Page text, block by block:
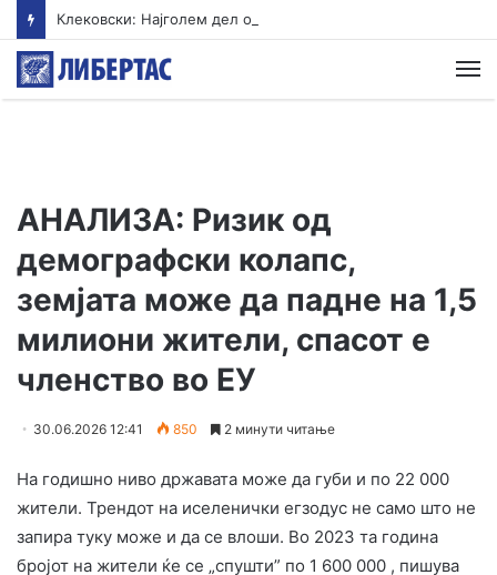
АНАЛИЗА: Ризик од
демографски колапс,
земјата може да падне на 1,5
милиони жители, спасот е
членство во ЕУ
30.06.2026 12:41 850 2 минути читање
На годишно ниво државата може да губи и по 22 000
жители. Трендот на иселенички егзодус не само што не
запира туку може и да се влоши. Во 2023 та година
бројот на жители ќе се „спушти” по 1 600 000 , пишува